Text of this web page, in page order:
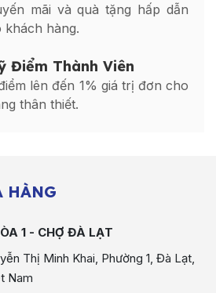
mãi và quà tặng hấp dẫn
khách hàng.
Điểm Thành Viên
lên đến 1% giá trị đơn cho
thân thiết.
HÀNG
1 - CHỢ ĐÀ LẠT
Thị Minh Khai, Phường 1, Đà Lạt,
Nam